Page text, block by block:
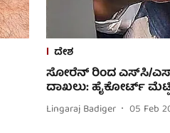
ದೇಶ
ಸೋರೆನ್ ರಿಂದ ಎಸ್‌ಸಿ/
ದಾಖಲು: ಹೈಕೋರ್ಟ್
Lingaraj Badiger 05 Feb